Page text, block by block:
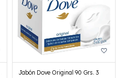
Jabón Dove Original 90 Grs. 3